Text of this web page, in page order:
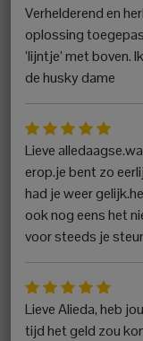
Verhelderend en
oplossing
‘lijntje’ met boven.
de husky dame
Lieve
erop.je bent zo
had je weer
ook nog eens het
voor steeds je
Lieve Alieda, heb
tijd het geld zou